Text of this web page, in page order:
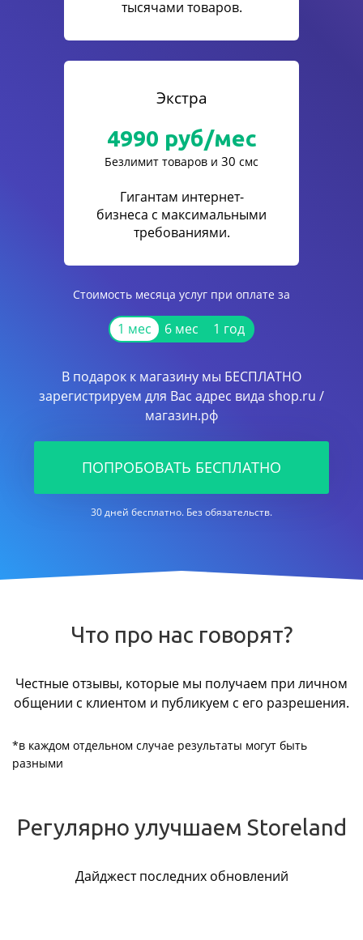
тысячами товаров.
Экстра
4990 руб/мес
Безлимит товаров и 30 смс
Гигантам интернет-
бизнеса с максимальными
требованиями.
Стоимость месяца услуг при оплате за
1 мес 6 мес 1 год
В подарок к магазину мы БЕСПЛАТНО
зарегистрируем для Вас адрес вида shop.ru /
магазин.рф
ПОПРОБОВАТЬ БЕСПЛАТНО
30 дней бесплатно. Без обязательств.
Что про нас говорят?
Честные отзывы, которые мы получаем при личном
общении с клиентом и публикуем с его разрешения.
*в каждом отдельном случае результаты могут быть
разными
Регулярно улучшаем Storeland
Дайджест последних обновлений